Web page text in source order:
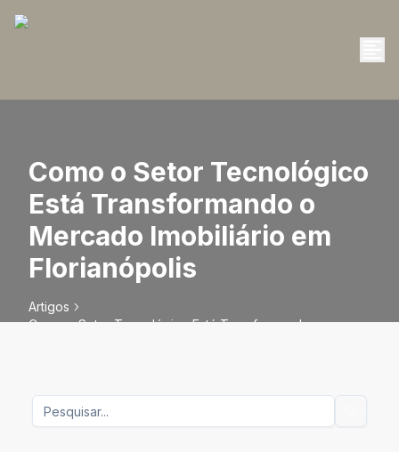
Como o Setor Tecnológico
Está Transformando o
Mercado Imobiliário em
Florianópolis
Artigos
Como o Setor Tecnológico Está Transformando o